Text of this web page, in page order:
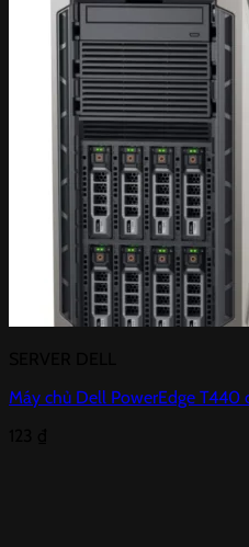
Máy chủ Dell PowerEdge T440